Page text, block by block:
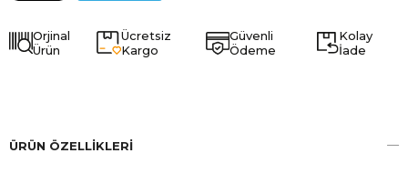
Orjinal
Ürün
Ücretsiz
Kargo
Güvenli
Ödeme
Kolay
İade
ÜRÜN ÖZELLIKLERI